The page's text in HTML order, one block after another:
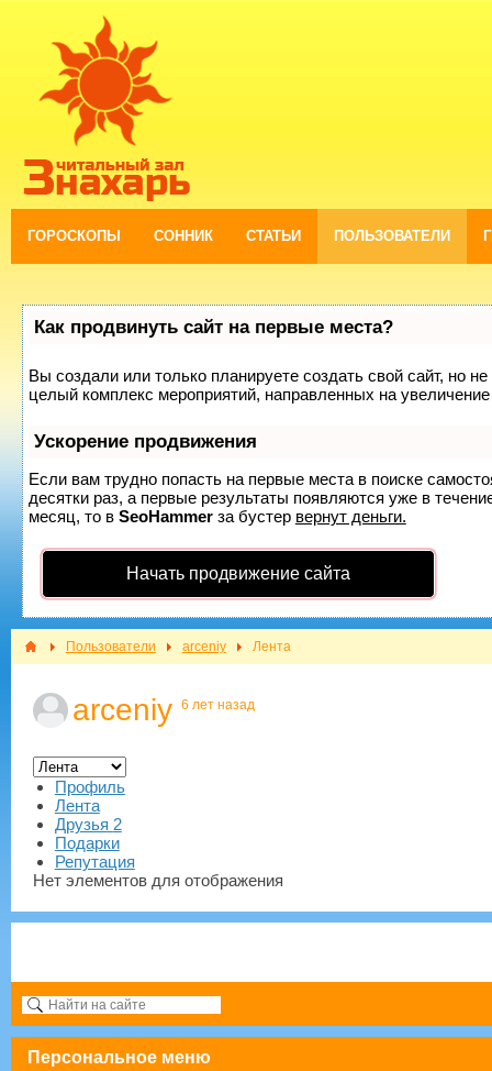
ГОРОСКОПЫ СОННИК СТАТЬИ ПОЛЬЗОВАТЕЛИ
Как продвинуть сайт на первые места?
Вы создали или только планируете создать свой сайт, но
целый комплекс мероприятий, направленных на
Ускорение продвижения
Если вам трудно попасть на первые места в поиске
десятки раз, а первые результаты появляются уже в
месяц, то в SeoHammerза бустер вернут деньги.
Начать продвижение сайта
Пользователи arceniy Лента
arceniy 6 лет назад
Профиль
Лента
Друзья 2
Подарки
Репутация
Нет элементов для отображения
Персональное меню